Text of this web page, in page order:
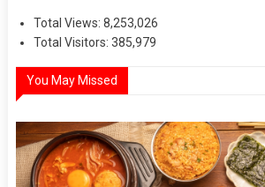
Total Views: 8,253,026
Total Visitors: 385,979
You May Missed